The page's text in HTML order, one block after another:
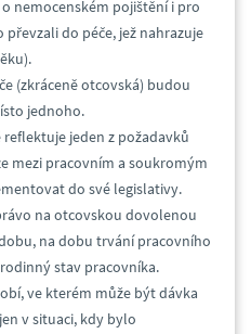
nemocenském pojištění i pro
do péče, jež nahrazuje
(zkráceně otcovská) budou
jednoho.
jeden z požadavků
mezi pracovním a soukromým
do své legislativy.
na otcovskou dovolenou
na dobu trvání pracovního
stav pracovníka.
ve kterém může být dávka
v situaci, kdy bylo